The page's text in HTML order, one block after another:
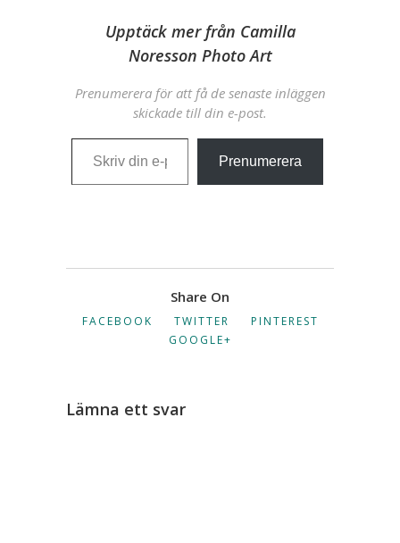
Upptäck mer från Camilla
Noresson Photo Art
Prenumerera för att få de senaste inläggen
skickade till din e-post.
Skriv din e-post …
Prenumerera
Share On
FACEBOOK TWITTER
PINTEREST
GOOGLE+
Lämna ett svar